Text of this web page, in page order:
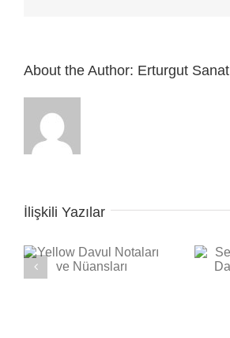
About the Author: Erturgut Sanat
İlişkili Yazılar
Seven Nation Army